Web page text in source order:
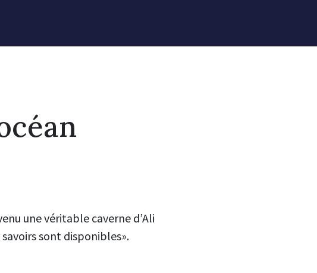
une véritable caverne d’Ali
sont disponibles».